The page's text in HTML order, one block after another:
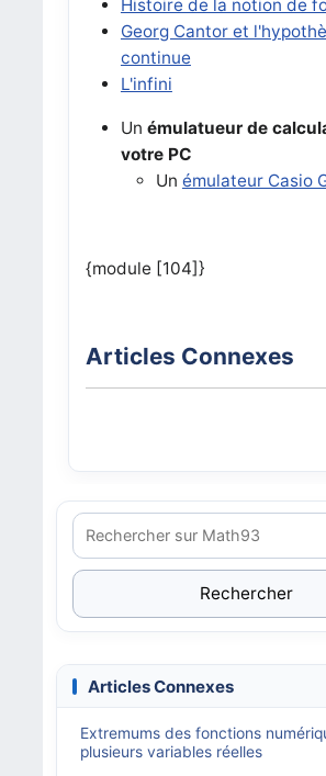
Histoire de la notion de
Georg Cantor et
continue
L'infini
Un émulatueur de
votre PC
Un émulateur Casio
{module [104]}
Articles Connexes
Rechercher
Articles Connexes
Extremums des fonctions
plusieurs variables réelles